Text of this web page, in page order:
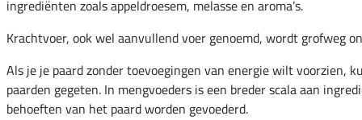
ingrediënten zoals appeldroesem, melasse en aroma’s.
Krachtvoer, ook wel aanvullend voer genoemd, wordt grofweg
Als je je paard zonder toevoegingen van energie wilt voorzien,
paarden gegeten. In mengvoeders is een breder scala aan
behoeften van het paard worden gevoederd.